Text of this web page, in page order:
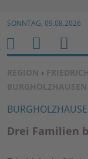
SONNTAG, 09.08.2026
SIE BEFINDEN SICH
REGION ›
BURGHOLZHAUSEN
Drei Familien
H
O
M
E
M
E
N
U
S
U
C
H
E
N